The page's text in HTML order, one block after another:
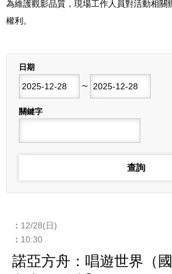
為維護觀影品質，現場工作人員對活動相關
權利。
日期
~
結束日期
關鍵字
12/28(日)
10:30
諾亞方舟：唱遊世界（